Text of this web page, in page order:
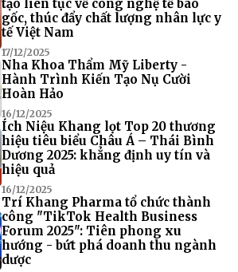
tạo liên tục về công nghệ tế bào
gốc, thúc đẩy chất lượng nhân lực y
tế Việt Nam
17/12/2025
Nha Khoa Thẩm Mỹ Liberty -
Hành Trình Kiến Tạo Nụ Cười
Hoàn Hảo
16/12/2025
Ích Niệu Khang lọt Top 20 thương
hiệu tiêu biểu Châu Á – Thái Bình
Dương 2025: khẳng định uy tín và
hiệu quả
16/12/2025
Trí Khang Pharma tổ chức thành
công "TikTok Health Business
Forum 2025": Tiên phong xu
hướng - bứt phá doanh thu ngành
dược